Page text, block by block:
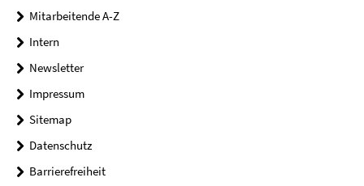
Mitarbeitende A-Z
Intern
Newsletter
Impressum
Sitemap
Datenschutz
Barrierefreiheit